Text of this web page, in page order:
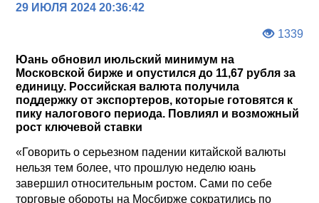
29 ИЮЛЯ 2024 20:36:42
1339
Юань обновил июльский минимум на
Московской бирже и опустился до 11,67 рубля за
единицу. Российская валюта получила
поддержку от экспортеров, которые готовятся к
пику налогового периода. Повлиял и возможный
рост ключевой ставки
«Говорить о серьезном падении китайской валюты
нельзя тем более, что прошлую неделю юань
завершил относительным ростом. Сами по себе
торговые обороты на Мосбирже сократились по